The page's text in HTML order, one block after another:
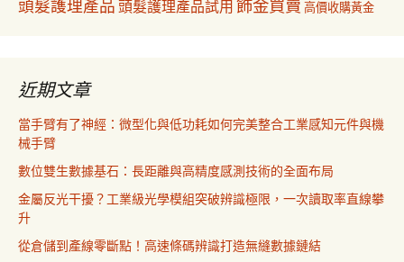
頭髮護理產品 頭髮護理產品試用 飾金買賣 高價收購黃金
近期文章
當手臂有了神經：微型化與低功耗如何完美整合工業感知元件與機
械手臂
數位雙生數據基石：長距離與高精度感測技術的全面布局
金屬反光干擾？工業級光學模組突破辨識極限，一次讀取率直線攀
升
從倉儲到產線零斷點！高速條碼辨識打造無縫數據鏈結